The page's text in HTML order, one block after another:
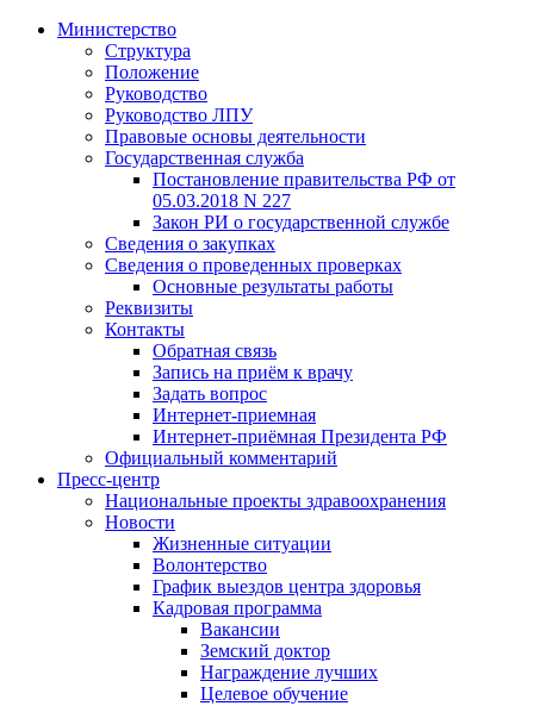
Министерство
Структура
Положение
Руководство
Руководство ЛПУ
Правовые основы деятельности
Государственная служба
Постановление правительства РФ от
05.03.2018 N 227
Закон РИ о государственной службе
Сведения о закупках
Сведения о проведенных проверках
Основные результаты работы
Реквизиты
Контакты
Обратная связь
Запись на приём к врачу
Задать вопрос
Интернет-приемная
Интернет-приёмная Президента РФ
Официальный комментарий
Пресс-центр
Национальные проекты здравоохранения
Новости
Жизненные ситуации
Волонтерство
График выездов центра здоровья
Кадровая программа
Вакансии
Земский доктор
Награждение лучших
Целевое обучение